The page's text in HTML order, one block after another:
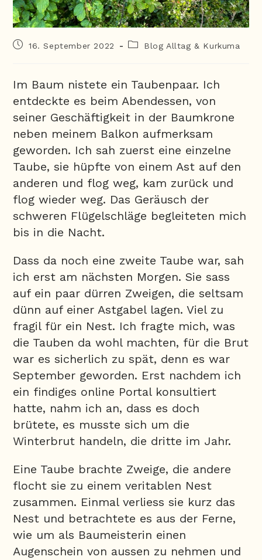
16. September 2022 Blog Alltag & Kurkuma
Im Baum nistete ein Taubenpaar. Ich
entdeckte es beim Abendessen, von
seiner Geschäftigkeit in der Baumkrone
neben meinem Balkon aufmerksam
geworden. Ich sah zuerst eine einzelne
Taube, sie hüpfte von einem Ast auf den
anderen und flog weg, kam zurück und
flog wieder weg. Das Geräusch der
schweren Flügelschläge begleiteten mich
bis in die Nacht.
Dass da noch eine zweite Taube war, sah
ich erst am nächsten Morgen. Sie sass
auf ein paar dürren Zweigen, die seltsam
dünn auf einer Astgabel lagen. Viel zu
fragil für ein Nest. Ich fragte mich, was
die Tauben da wohl machten, für die Brut
war es sicherlich zu spät, denn es war
September geworden. Erst nachdem ich
ein findiges online Portal konsultiert
hatte, nahm ich an, dass es doch
brütete, es musste sich um die
Winterbrut handeln, die dritte im Jahr.
Eine Taube brachte Zweige, die andere
flocht sie zu einem veritablen Nest
zusammen. Einmal verliess sie kurz das
Nest und betrachtete es aus der Ferne,
wie um als Baumeisterin einen
Augenschein von aussen zu nehmen und